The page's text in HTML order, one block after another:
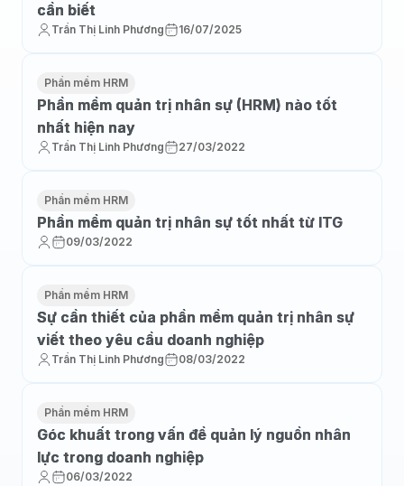
cần biết
Trần Thị Linh Phương 16/07/2025
Phần mềm HRM
Phần mềm quản trị nhân sự (HRM) nào tốt
nhất hiện nay
Trần Thị Linh Phương 27/03/2022
Phần mềm HRM
Phần mềm quản trị nhân sự tốt nhất từ ITG
09/03/2022
Phần mềm HRM
Sự cần thiết của phần mềm quản trị nhân sự
viết theo yêu cầu doanh nghiệp
Trần Thị Linh Phương 08/03/2022
Phần mềm HRM
Góc khuất trong vấn đề quản lý nguồn nhân
lực trong doanh nghiệp
06/03/2022